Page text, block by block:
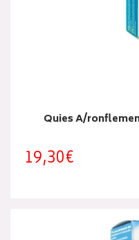
Quies A/
19,30€